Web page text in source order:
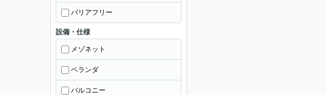
バリアフリー
設備・仕様
メゾネット
ベランダ
バルコニー